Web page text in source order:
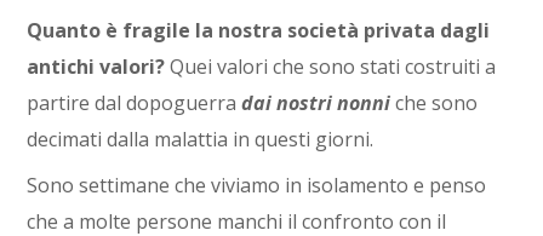
Quanto è fragile la nostra società privata dagli
antichi valori?Quei valori che sono stati costruiti a
partire dal dopoguerradai nostri nonni che sono
decimati dalla malattia in questi giorni.
Sono settimane che viviamo in isolamento e penso
che a molte persone manchi il confronto con il